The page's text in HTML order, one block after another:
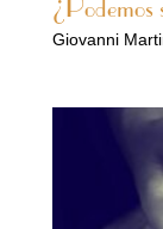
¿Podemos
Giovanni